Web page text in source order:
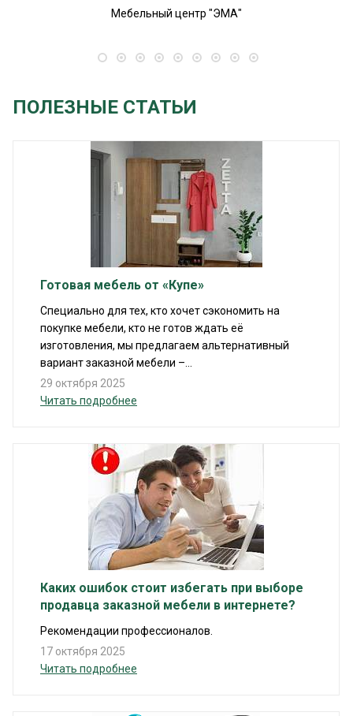
Мебельный центр "ЭМА"
ПОЛЕЗНЫЕ СТАТЬИ
Готовая мебель от «Купе»
Специально для тех, кто хочет сэкономить на
покупке мебели, кто не готов ждать её
изготовления, мы предлагаем альтернативный
вариант заказной мебели –...
29 октября 2025
Читать подробнее
Каких ошибок стоит избегать при выборе
продавца заказной мебели в интернете?
Рекомендации профессионалов.
17 октября 2025
Читать подробнее